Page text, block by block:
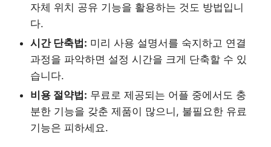
자체 위치 공유 기능을 활용하는 것도 방법입니
다.
시간 단축법: 미리 사용 설명서를 숙지하고 연결
과정을 파악하면 설정 시간을 크게 단축할 수 있
습니다.
비용 절약법: 무료로 제공되는 어플 중에서도 충
분한 기능을 갖춘 제품이 많으니, 불필요한 유료
기능은 피하세요.